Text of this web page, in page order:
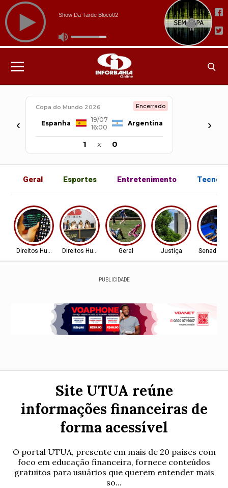
‹
Copa do Mundo 2026 Encerrado
Espanha
19/07
16:00
Argentina
1 x 0
›
Geral Esportes Entretenimento
Direitos HumanosDireitos Humanos Geral Justiça Senado
PUBLICIDADE
Site UTUA reúne
informações financeiras de
forma acessível
O portal UTUA, presente em mais de 20 países com
foco em educação financeira, fornece conteúdos
gratuitos para usuários que querem entender mais
so...